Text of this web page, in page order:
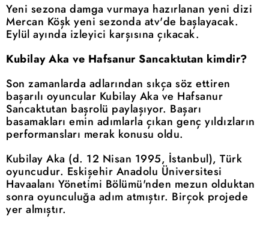
Yeni sezona damga vurmaya hazırlanan yeni dizi
Mercan Köşk yeni sezonda atv'de başlayacak.
Eylül ayında izleyici karşısına çıkacak.
Kubilay Aka ve Hafsanur Sancaktutan kimdir?
Son zamanlarda adlarından sıkça söz ettiren
başarılı oyuncular Kubilay Aka ve Hafsanur
Sancaktutan başrolü paylaşıyor. Başarı
basamakları emin adımlarla çıkan genç yıldızların
performansları merak konusu oldu.
Kubilay Aka (d. 12 Nisan 1995, İstanbul), Türk
oyuncudur. Eskişehir Anadolu Üniversitesi
Havaalanı Yönetimi Bölümü'nden mezun olduktan
sonra oyunculuğa adım atmıştır. Birçok projede
yer almıştır.